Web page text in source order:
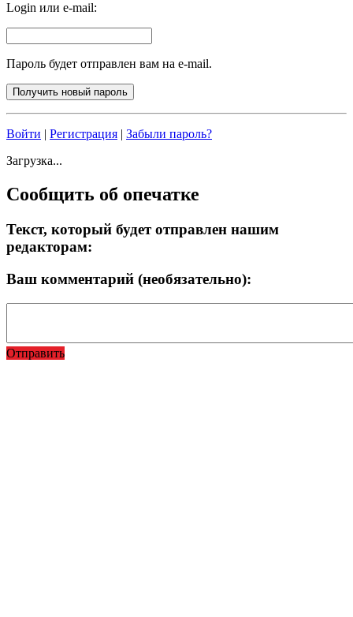
Login или e-mail:
Пароль будет отправлен вам на e-mail.
Войти Регистрация
Забыли пароль?
Загрузка...
Сообщить об опечатке
Текст, который будет отправлен нашим
редакторам:
Ваш комментарий (необязательно):
Отправить